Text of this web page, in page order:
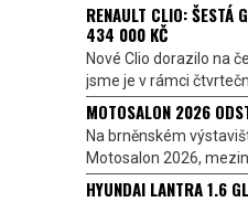
RENAULT CLIO: ŠESTÁ
434 000 KČ
Nové Clio dorazilo na
jsme je v rámci
MOTOSALON 2026
Na brněnském
Motosalon 2026,
HYUNDAI LANTRA 1.6